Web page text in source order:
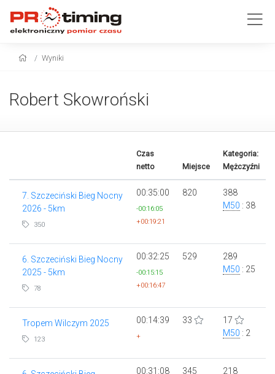
Wyniki
Robert Skowroński
Czas
netto
Miejsce
Kategoria:
Mężczyźni
7. Szczeciński Bieg Nocny
2026 - 5km
350
00:35:00
-00:16:05
+00:19:21
820
388
M50 : 38
6. Szczeciński Bieg Nocny
2025 - 5km
78
00:32:25
-00:15:15
+00:16:47
529
289
M50 : 25
Tropem Wilczym 2025
123
00:14:39
+
33
17
M50 : 2
00:31:08 345
218